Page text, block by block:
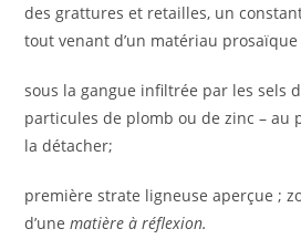
des grattures et retailles, un
tout venant d’un matériau
sous la gangue infiltrée par les sels
particules de plomb ou de zinc – au
la détacher;
première strate ligneuse aperçue ;
d’unematière à réflexion.